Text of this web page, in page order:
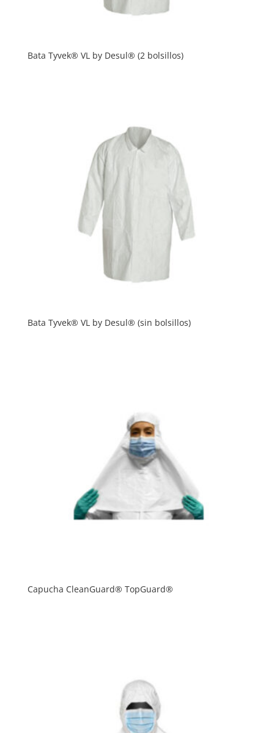
Bata Tyvek® VL by Desul® (2 bolsillos)
Bata Tyvek® VL by Desul® (sin bolsillos)
Capucha CleanGuard® TopGuard®